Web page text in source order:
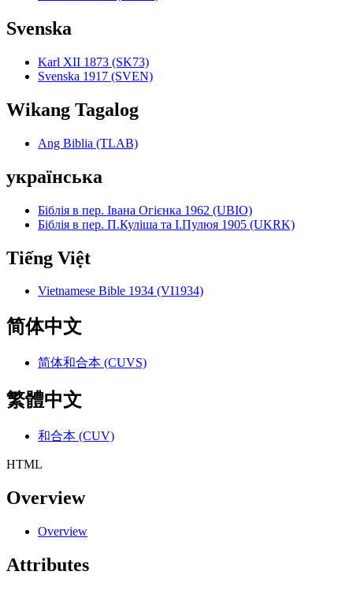
Svenska
Karl XII 1873 (SK73)
Svenska 1917 (SVEN)
Wikang Tagalog
Ang Biblia (TLAB)
українська
Біблія в пер. Івана Огієнка 1962 (UBIO)
Біблія в пер. П.Куліша та І.Пулюя 1905 (UKRK)
Tiếng Việt
Vietnamese Bible 1934 (VI1934)
简体中文
简体和合本 (CUVS)
繁體中文
和合本 (CUV)
HTML
Overview
Overview
Attributes